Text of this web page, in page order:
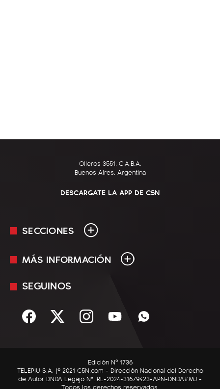
Olleros 3551, C.A.B.A.
Buenos Aires, Argentina
DESCARGATE LA APP DE C5N
SECCIONES
En Vivo
Sociedad
C5N Autos
RatingCero
MÁS INFORMACIÓN
Mediakit
Términos y condiciones
SEGUINOS
Edición Nº 1736
TELEPIU S.A. |© 2021 C5N.com - Dirección Nacional del Derecho
de Autor DNDA Legajo N°: RL-2024-31679423-APN-DNDA#MJ -
Todos los derechos reservados.